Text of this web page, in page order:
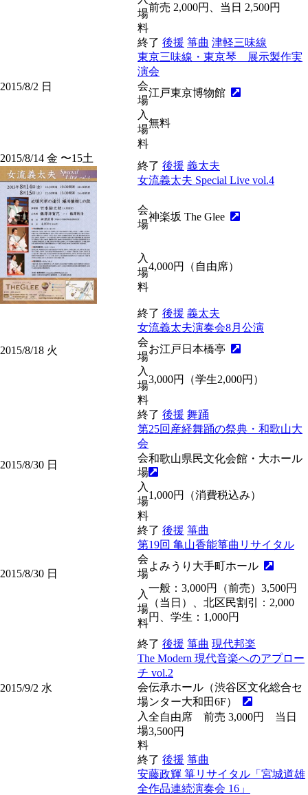
場
料
前売 2,000円、当日 2,500円
2015/8/2 日
終了 後援 箏曲 津軽三味線
東京三味線・東京琴 展示製作実
演会
会
場
江戸東京博物館
入
場
料
無料
2015/8/14 金 〜15土
終了 後援 義太夫
女流義太夫 Special Live vol.4
会
場
神楽坂 The Glee
入
場
料
4,000円（自由席）
2015/8/18 火
終了 後援 義太夫
女流義太夫演奏会8月公演
会
場
お江戸日本橋亭
入
場
料
3,000円（学生2,000円）
2015/8/30 日
終了 後援 舞踊
第25回産経舞踊の祭典・和歌山大
会
会
場
和歌山県民文化会館・大ホール
入
場
料
1,000円（消費税込み）
2015/8/30 日
終了 後援 箏曲
第19回 亀山香能箏曲リサイタル
会
場
よみうり大手町ホール
入
場
料
一般：3,000円（前売）3,500円
（当日）、北区民割引：2,000
円、学生：1,000円
2015/9/2 水
終了 後援 箏曲 現代邦楽
The Modern 現代音楽へのアプロー
チ vol.2
会
場
伝承ホール（渋谷区文化総合セ
ンター大和田6F）
入
場
料
全自由席 前売 3,000円 当日
3,500円
終了 後援 箏曲
安藤政輝 箏リサイタル「宮城道雄
全作品連続演奏会 16」